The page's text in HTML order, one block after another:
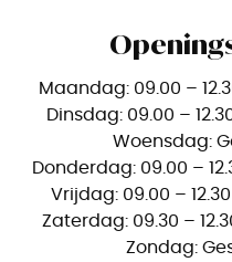
Maandag: 09.00 –
Dinsdag: 09.00 –
Woensdag:
Donderdag: 09.00 –
Vrijdag: 09.00 – 12.30
Zaterdag: 09.30 –
Zondag: